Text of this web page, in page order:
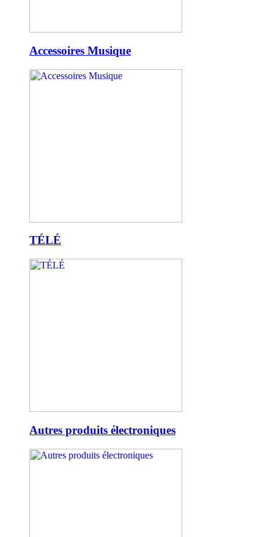
Accessoires Musique
TÉLÉ
Autres produits électroniques